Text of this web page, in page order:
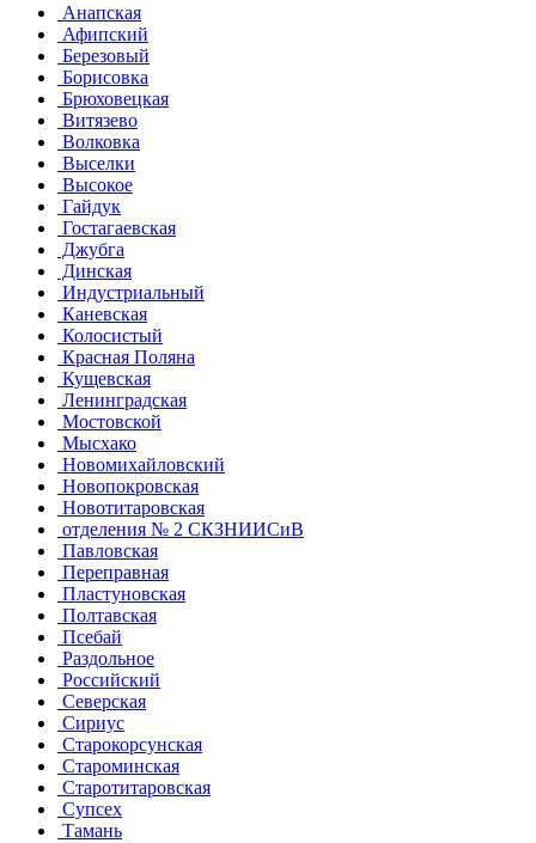
Анапская
Афипский
Березовый
Борисовка
Брюховецкая
Витязево
Волковка
Выселки
Высокое
Гайдук
Гостагаевская
Джубга
Динская
Индустриальный
Каневская
Колосистый
Красная Поляна
Кущевская
Ленинградская
Мостовской
Мысхако
Новомихайловский
Новопокровская
Новотитаровская
отделения № 2 СКЗНИИСиВ
Павловская
Переправная
Пластуновская
Полтавская
Псебай
Раздольное
Российский
Северская
Сириус
Старокорсунская
Староминская
Старотитаровская
Супсех
Тамань